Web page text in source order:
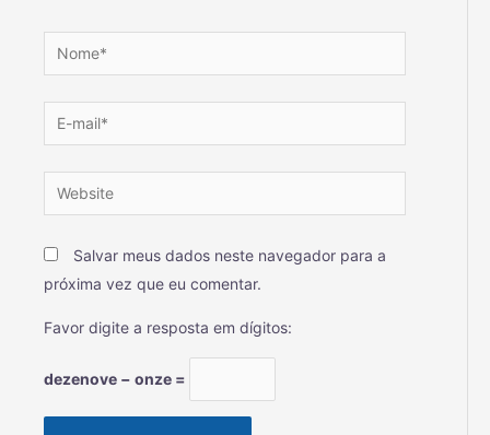
Salvar meus dados neste navegador para a
próxima vez que eu comentar.
Favor digite a resposta em dígitos:
dezenove − onze =